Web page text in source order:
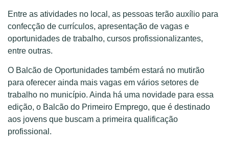
Entre as atividades no local, as pessoas terão auxílio para
confecção de currículos, apresentação de vagas e
oportunidades de trabalho, cursos profissionalizantes,
entre outras.
O Balcão de Oportunidades também estará no mutirão
para oferecer ainda mais vagas em vários setores de
trabalho no município. Ainda há uma novidade para essa
edição, o Balcão do Primeiro Emprego, que é destinado
aos jovens que buscam a primeira qualificação
profissional.